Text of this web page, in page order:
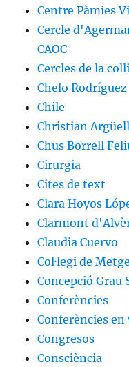
Centre Pàmies
Cercle
CAOC
Cercles de la
Chelo Rodríguez
Chile
Christian
Chus Borrell
Cirurgia
Cites de text
Clara Hoyos
Clarmont
Claudia Cuervo
Col·legi de
Concepció Grau
Conferències
Conferències en
Congresos
Consciència